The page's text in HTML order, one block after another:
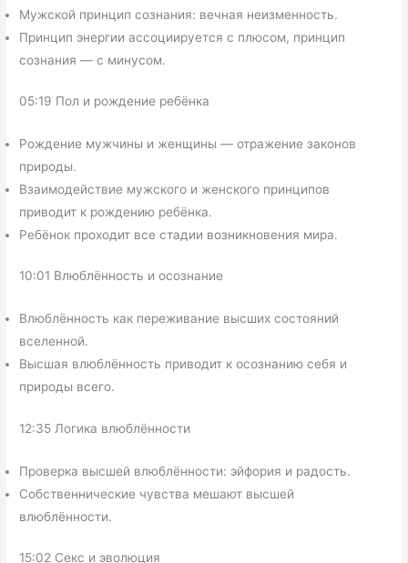
Мужской принцип сознания: вечная неизменность.
Принцип энергии ассоциируется с плюсом, принцип
сознания — с минусом.
05:19 Пол и рождение ребёнка
Рождение мужчины и женщины — отражение законов
природы.
Взаимодействие мужского и женского принципов
приводит к рождению ребёнка.
Ребёнок проходит все стадии возникновения мира.
10:01 Влюблённость и осознание
Влюблённость как переживание высших состояний
вселенной.
Высшая влюблённость приводит к осознанию себя и
природы всего.
12:35 Логика влюблённости
Проверка высшей влюблённости: эйфория и радость.
Собственнические чувства мешают высшей
влюблённости.
15:02 Секс и эволюция